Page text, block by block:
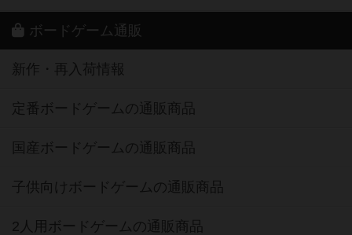
ボードゲーム通販
新作・再入荷情報
定番ボードゲームの通販商品
国産ボードゲームの通販商品
子供向けボードゲームの通販商品
2人用ボードゲームの通販商品